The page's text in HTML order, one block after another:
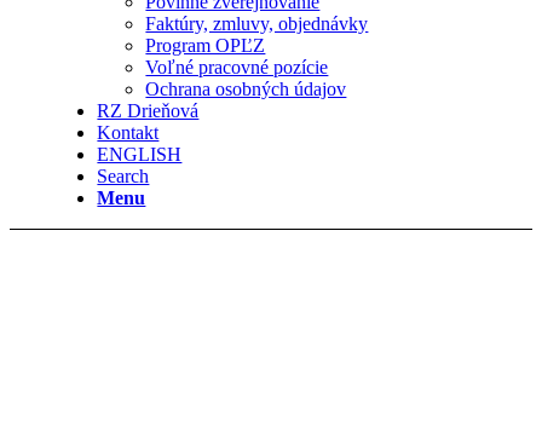
Faktúry, zmluvy, objednávky
Program OPĽZ
Voľné pracovné pozície
Ochrana osobných údajov
RZ Drieňová
Kontakt
ENGLISH
Search
Menu